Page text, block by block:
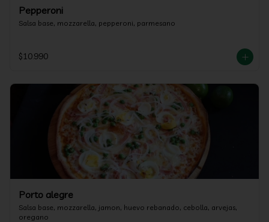
Pepperoni
Salsa base, mozzarella, pepperoni, parmesano
$10.990
Porto alegre
Salsa base, mozzarella, jamon, huevo rebanado, cebolla, arvejas,
oregano